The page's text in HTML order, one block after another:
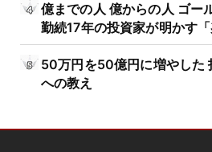
億までの人 億からの人 ゴー
勤続17年の投資家が明かす
50万円を50億円に増やした
への教え